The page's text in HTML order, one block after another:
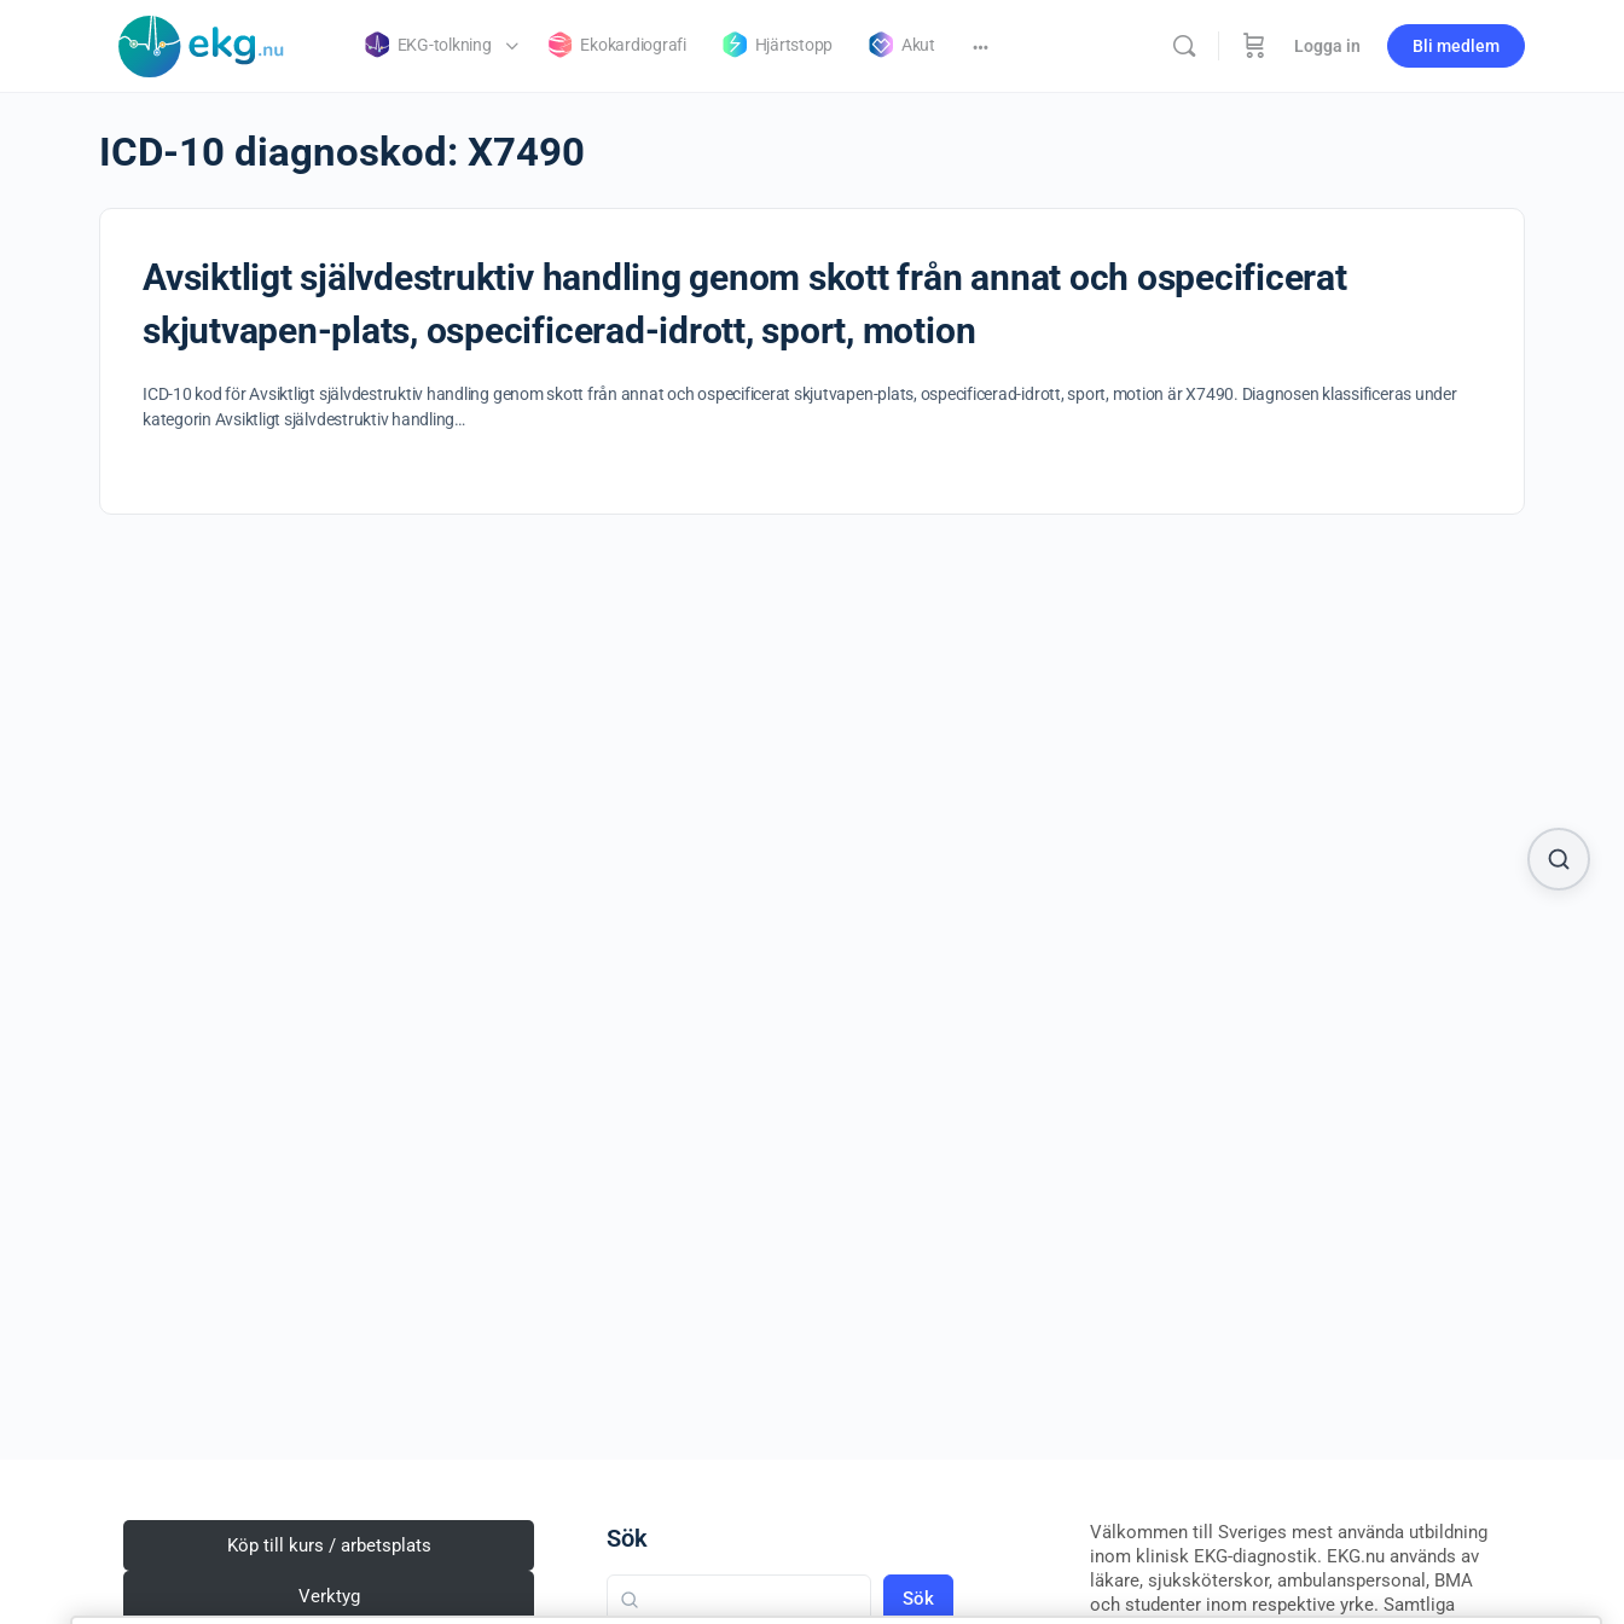
EKG-tolkning Ekokardiografi Hjärtstopp Akut Logga in Bli medlem
ICD-10 diagnoskod: X7490
Avsiktligt självdestruktiv handling genom skott från annat och ospecificerat
skjutvapen-plats, ospecificerad-idrott, sport, motion
ICD-10 kod för Avsiktligt självdestruktiv handling genom skott från annat och ospecificerat skjutvapen-plats, ospecificerad-idrott, sport, motion är X7490. Diagnosen klassificeras under
kategorin Avsiktligt självdestruktiv handling…
Köp till kurs / arbetsplats
Verktyg
Sök
Sök
Välkommen till Sveriges mest använda utbildning
inom klinisk EKG-diagnostik. EKG.nu används av
läkare, sjuksköterskor, ambulanspersonal, BMA
och studenter inom respektive yrke. Samtliga